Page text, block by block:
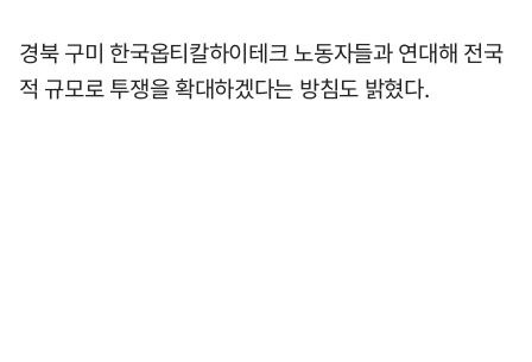
경북 구미 한국옵티칼하이테크 노동자들과 연대해 전국
적 규모로 투쟁을 확대하겠다는 방침도 밝혔다.